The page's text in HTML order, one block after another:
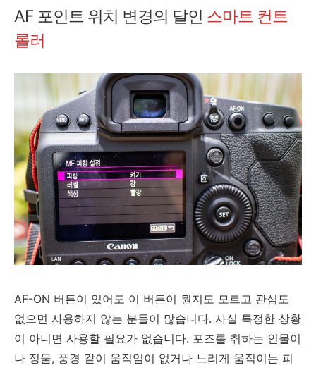
AF 포인트 위치 변경의 달인 스마트 컨트
롤러
AF-ON 버튼이 있어도 이 버튼이 뭔지도 모르고 관심도
없으면 사용하지 않는 분들이 많습니다. 사실 특정한 상황
이 아니면 사용할 필요가 없습니다. 포즈를 취하는 인물이
나 정물, 풍경 같이 움직임이 없거나 느리게 움직이는 피